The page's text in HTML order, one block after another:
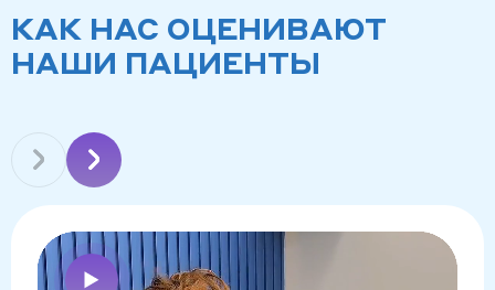
КАК НАС ОЦЕНИВАЮТ
НАШИ ПАЦИЕНТЫ